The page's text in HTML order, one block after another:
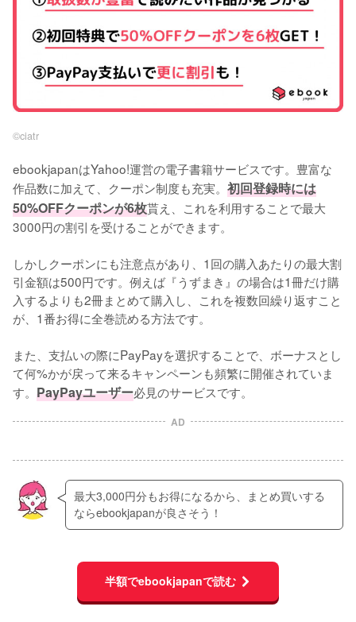
©︎ciatr
ebookjapanはYahoo!運営の電子書籍サービスです。豊富な
作品数に加えて、クーポン制度も充実。 初回登録時には
50%OFFクーポンが6枚貰え、これを利用することで最大
3000円の割引を受けることができます。
しかしクーポンにも注意点があり、1回の購入あたりの最大割
引金額は500円です。例えば『うずまき』の場合は1冊だけ購
入するよりも2冊まとめて購入し、これを複数回繰り返すこと
が、1番お得に全巻読める方法です。
また、支払いの際にPayPayを選択することで、ボーナスとし
て何%かが戻って来るキャンペーンも頻繁に開催されていま
す。 PayPayユーザー必見のサービスです。
AD
最大3,000円分もお得になるから、まとめ買いする
ならebookjapanが良さそう！
半額でebookjapanで読む